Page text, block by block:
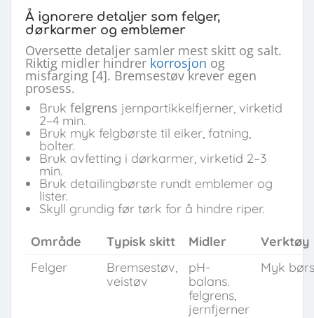
Å ignorere detaljer som felger,
dørkarmer og emblemer
Oversette detaljer samler mest skitt og salt.
Riktig midler hindrer korrosjon og
misfarging [4]. Bremsestøv krever egen
prosess.
Bruk felgrens jernpartikkelfjerner, virketid
2–4 min.
Bruk myk felgbørste til eiker, fatning,
bolter.
Bruk avfetting i dørkarmer, virketid 2–3
min.
Bruk detailingbørste rundt emblemer og
lister.
Skyll grundig før tørk for å hindre riper.
Område Typisk skitt Midler
Verktøy
Felger
Bremsestøv,
veistøv
pH-
balans.
felgrens,
jernfjerner
Myk